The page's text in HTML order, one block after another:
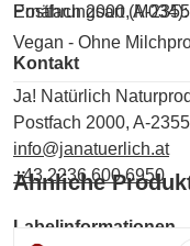
Postfach 2000, A-
Kontakt
Ja! Natürlich
Postfach 2000, A-
info@janatuerlich.at
+43 2236 600 6950
Labelinformationen
Ernährungsart (M034):
Vegan - Ohne
Ähnliche